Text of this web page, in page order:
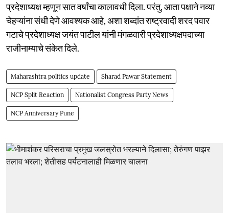
प्रदेशाध्यक्ष म्हणून सात वर्षांचा कालावधी दिला. परंतु, आता पक्षाने नव्या
चेहऱ्यांना संधी देणे आवश्यक आहे, अशा शब्दांत राष्ट्रवादी शरद पवार
गटाचे प्रदेशाध्यक्ष जयंत पाटील यांनी मंगळवारी प्रदेशाध्यक्षपदाच्या
राजीनाम्याचे संकेत दिले.
Maharashtra politics update Sharad Pawar Statement
NCP Split Reaction Nationalist Congress Party News
NCP Anniversary Pune